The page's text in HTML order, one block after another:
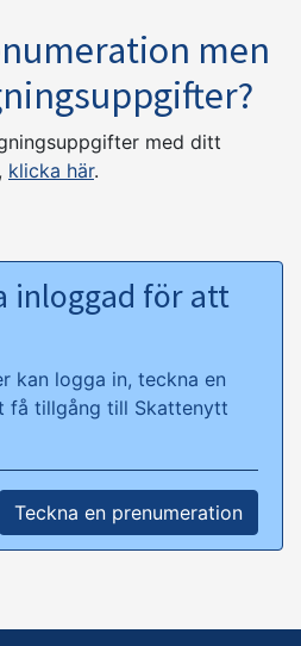
men
med ditt
klicka här.
inloggad för att
kan logga in, teckna en
få tillgång till Skattenytt
Teckna en prenumeration